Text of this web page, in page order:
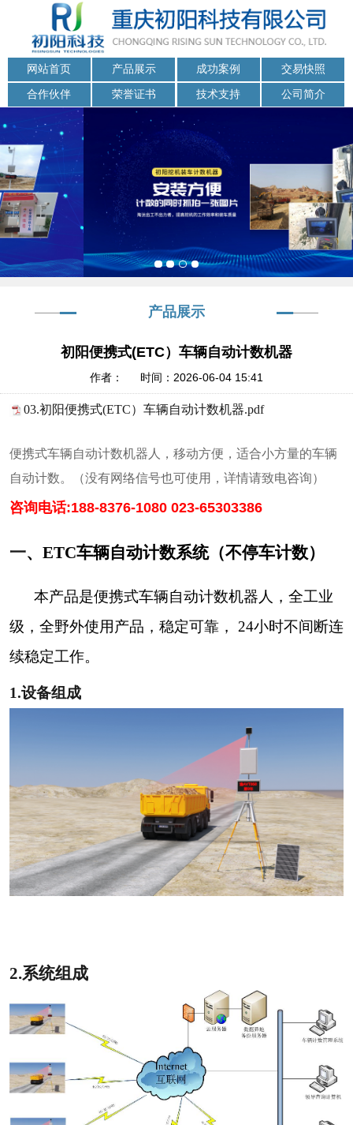
网站首页 产品展示 成功案例 交易快照
合作伙伴 荣誉证书 技术支持 公司简介
产品展示
初阳便携式(ETC）车辆自动计数机器
作者： 时间：2026-06-04 15:41
03.初阳便携式(ETC）车辆自动计数机器.pdf
便携式车辆自动计数机器人，移动方便，适合小方量的车辆
自动计数。（没有网络信号也可使用，详情请致电咨询）
咨询电话:188-8376-1080 023-65303386
一、 ETC车辆自动计数系统（不停车计数）
本产品是便携式车辆自动计数机器人，全工业
级，全野外使用产品，稳定可靠，
24小时不间断连
续稳定工作。
1.设备组成
2.系统组成